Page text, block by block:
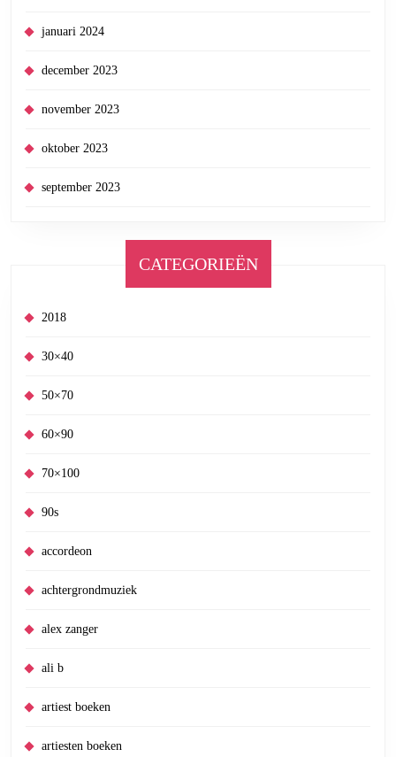
januari 2024
december 2023
november 2023
oktober 2023
september 2023
CATEGORIEËN
2018
30×40
50×70
60×90
70×100
90s
accordeon
achtergrondmuziek
alex zanger
ali b
artiest boeken
artiesten boeken